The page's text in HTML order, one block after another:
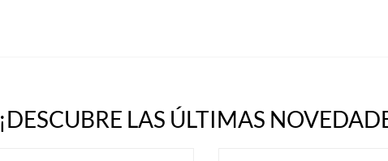
¡DESCUBRE LAS ÚLTIMAS